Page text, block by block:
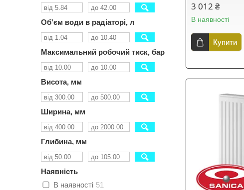
3 012 ₴
В наявності
Купити
Об'єм води в радіаторі, л
Максимальний робочий тиск, бар
Висота, мм
Ширина, мм
Глибина, мм
Наявність
В наявності 51